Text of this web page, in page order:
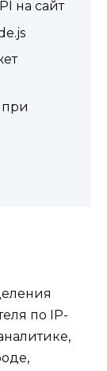
на сайт
при
по IP-